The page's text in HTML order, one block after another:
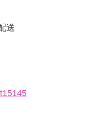
送